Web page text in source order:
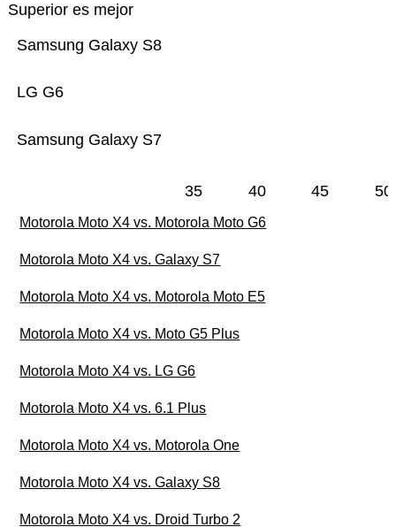
Superior es mejor
Samsung Galaxy S7
LG G6
Samsung Galaxy S8
35 40 45 50
Motorola Moto X4 vs. Motorola Moto G6
Motorola Moto X4 vs. Galaxy S7
Motorola Moto X4 vs. Motorola Moto E5
Motorola Moto X4 vs. Moto G5 Plus
Motorola Moto X4 vs. LG G6
Motorola Moto X4 vs. 6.1 Plus
Motorola Moto X4 vs. Motorola One
Motorola Moto X4 vs. Galaxy S8
Motorola Moto X4 vs. Droid Turbo 2